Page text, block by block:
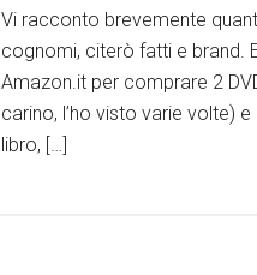
Vi racconto brevemente
cognomi, citerò fatti e brand.
Amazon.it per comprare 2
carino, l’ho visto varie volte)
libro, […]